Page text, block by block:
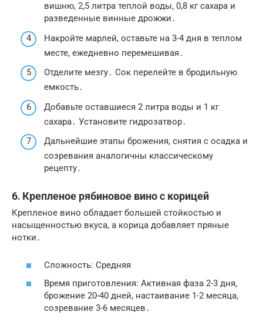
вишню, 2,5 литра теплой воды, 0,8 кг сахара и
разведенные винные дрожжи․
Накройте марлей, оставьте на 3-4 дня в теплом
месте, ежедневно перемешивая․
Отделите мезгу․ Сок перелейте в бродильную
емкость․
Добавьте оставшиеся 2 литра воды и 1 кг
сахара․ Установите гидрозатвор․
Дальнейшие этапы брожения, снятия с осадка и
созревания аналогичны классическому
рецепту․
6․ Крепленое рябиновое вино с корицей
Крепленое вино обладает большей стойкостью и
насыщенностью вкуса, а корица добавляет пряные
нотки․
Сложность: Средняя
Время приготовления: Активная фаза 2-3 дня,
брожение 20-40 дней, настаивание 1-2 месяца,
созревание 3-6 месяцев․